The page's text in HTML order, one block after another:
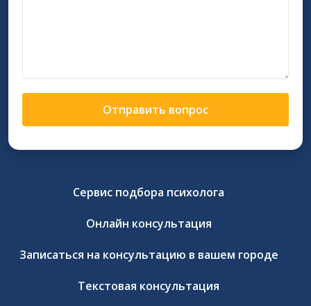
Отправить вопрос
Сервис подбора психолога
Онлайн консультация
Записаться на консультацию в вашем городе
Текстовая консультация